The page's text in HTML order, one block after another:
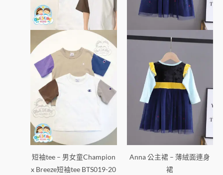
短袖tee – 男女童Champion
x Breeze短袖tee BTS019-20
式。
在
產
品
頁
面
選
擇
項
Anna 公主裙 – 薄絨面連身
裙
式。
可
在
產
選